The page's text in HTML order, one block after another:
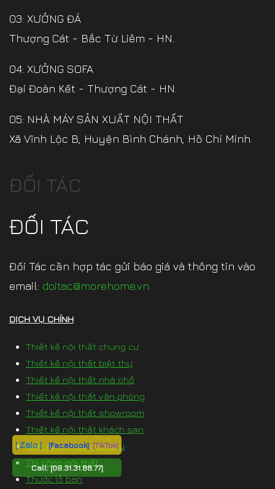
[ Zalo ] [Facebook] [TikTok]
Call:[09.31.31.88.77]
03: XƯỞNG ĐÁ
Thượng Cát - Bắc Từ Liêm - HN.
04: XƯỞNG SOFA
Đại Đoàn Kết - Thượng Cát - HN.
05: NHÀ MÁY SẢN XUẤT NỘI THẤT
Xã Vĩnh Lộc B, Huyện Bình Chánh, Hồ Chí Minh.
ĐỐI TÁC
ĐỐI TÁC
Đối Tác cần hợp tác gửi báo giá và thông tin vào
email: doitac@morehome.vn
DỊCH VỤ CHÍNH
Thiết kế nội thất chung cư
Thiết kế nội thất biệt thự
Thiết kế nội thất nhà phố
Thiết kế nội thất văn phòng
Thiết kế nội thất showroom
Thiết kế nội thất khách sạn
Sản xuất theo yêu cầu
Thi công nội thất
Thước lỗ ban